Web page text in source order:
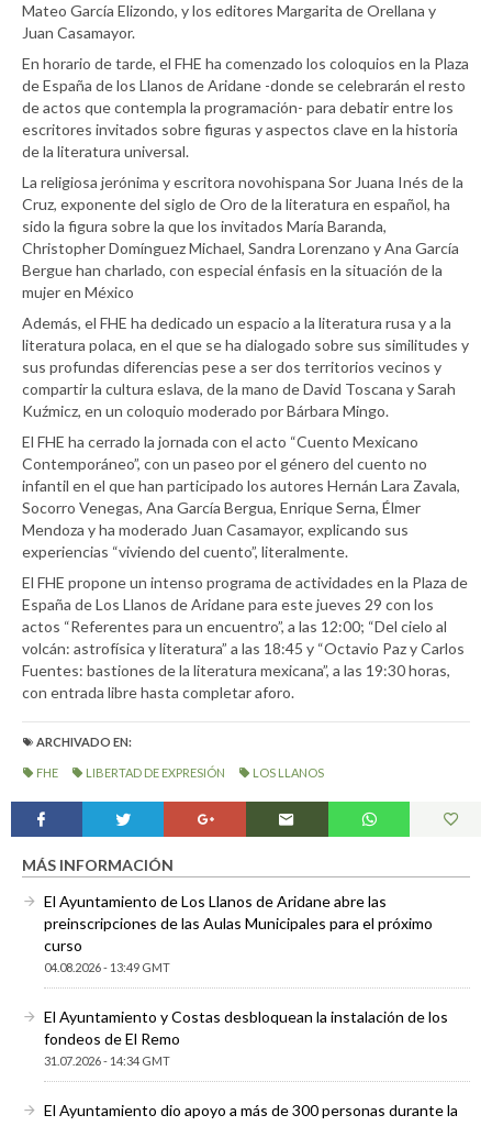
Mateo García Elizondo, y los editores Margarita de Orellana y
Juan Casamayor.
En horario de tarde, el FHE ha comenzado los coloquios en la Plaza
de España de los Llanos de Aridane -donde se celebrarán el resto
de actos que contempla la programación- para debatir entre los
escritores invitados sobre figuras y aspectos clave en la historia
de la literatura universal.
La religiosa jerónima y escritora novohispana Sor Juana Inés de la
Cruz, exponente del siglo de Oro de la literatura en español, ha
sido la figura sobre la que los invitados María Baranda,
Christopher Domínguez Michael, Sandra Lorenzano y Ana García
Bergue han charlado, con especial énfasis en la situación de la
mujer en México
Además, el FHE ha dedicado un espacio a la literatura rusa y a la
literatura polaca, en el que se ha dialogado sobre sus similitudes y
sus profundas diferencias pese a ser dos territorios vecinos y
compartir la cultura eslava, de la mano de David Toscana y Sarah
Kuźmicz, en un coloquio moderado por Bárbara Mingo.
El FHE ha cerrado la jornada con el acto “Cuento Mexicano
Contemporáneo”, con un paseo por el género del cuento no
infantil en el que han participado los autores Hernán Lara Zavala,
Socorro Venegas, Ana García Bergua, Enrique Serna, Élmer
Mendoza y ha moderado Juan Casamayor, explicando sus
experiencias “viviendo del cuento”, literalmente.
El FHE propone un intenso programa de actividades en la Plaza de
España de Los Llanos de Aridane para este jueves 29 con los
actos “Referentes para un encuentro”, a las 12:00; “Del cielo al
volcán: astrofísica y literatura” a las 18:45 y “Octavio Paz y Carlos
Fuentes: bastiones de la literatura mexicana”, a las 19:30 horas,
con entrada libre hasta completar aforo.
ARCHIVADO EN:
FHE LIBERTAD DE EXPRESIÓN LOS LLANOS
MÁS INFORMACIÓN
El Ayuntamiento de Los Llanos de Aridane abre las
preinscripciones de las Aulas Municipales para el próximo
curso
04.08.2026 - 13:49 GMT
El Ayuntamiento y Costas desbloquean la instalación de los
fondeos de El Remo
31.07.2026 - 14:34 GMT
El Ayuntamiento dio apoyo a más de 300 personas durante la